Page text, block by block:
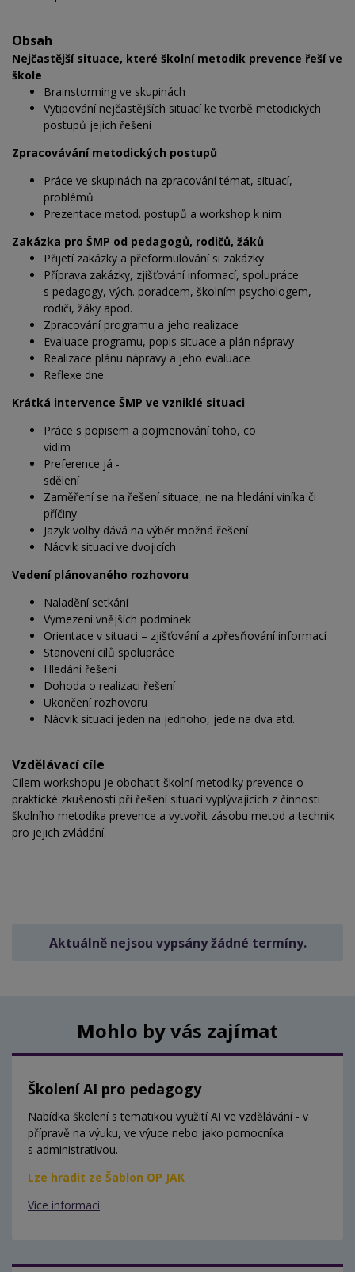
Obsah
Nejčastější situace, které školní metodik prevence řeší ve
škole
Brainstorming ve skupinách
Vytipování nejčastějších situací ke tvorbě metodických
postupů jejich řešení
Zpracovávání metodických postupů
Práce ve skupinách na zpracování témat, situací,
problémů
Prezentace metod. postupů a workshop k nim
Zakázka pro ŠMP od pedagogů, rodičů, žáků
Přijetí zakázky a přeformulování si zakázky
Příprava zakázky, zjišťování informací, spolupráce
s pedagogy, vých. poradcem, školním psychologem,
rodiči, žáky apod.
Zpracování programu a jeho realizace
Evaluace programu, popis situace a plán nápravy
Realizace plánu nápravy a jeho evaluace
Reflexe dne
Krátká intervence ŠMP ve vzniklé situaci
Práce s popisem a pojmenování toho, co
vidím
Preference já -
Zaměření se na řešení situace, ne na hledání viníka či
příčiny
Jazyk volby dává na výběr možná řešení
Nácvik situací ve dvojicích
Vedení plánovaného rozhovoru
Naladění setkání
Vymezení vnějších podmínek
Orientace v situaci – zjišťování a zpřesňování informací
Stanovení cílů spolupráce
Hledání řešení
Dohoda o realizaci řešení
Ukončení rozhovoru
Nácvik situací jeden na jednoho, jede na dva atd.
Vzdělávací cíle
Cílem workshopu je obohatit školní metodiky prevence o
praktické zkušenosti při řešení situací vyplývajících z činnosti
školního metodika prevence a vytvořit zásobu metod a technik
pro jejich zvládání.
Aktuálně nejsou vypsány žádné termíny.
Mohlo by vás zajímat
Školení AI pro pedagogy
Nabídka školení s tematikou využití AI ve vzdělávání - v
přípravě na výuku, ve výuce nebo jako pomocníka
s administrativou.
Lze hradit ze Šablon OP JAK
Více informací